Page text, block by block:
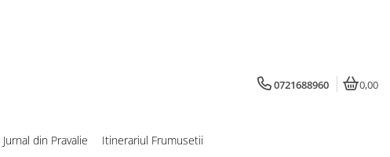
0721688960 0,00
Jurnal din Pravalie Itinerariul Frumusetii